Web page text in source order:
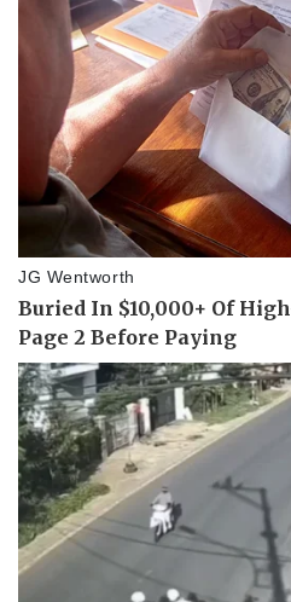
Pháp luật
Tin nóng
Tư vấn luật